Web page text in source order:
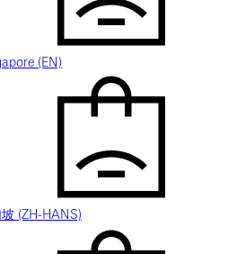
(EN)
(ZH-HANS)